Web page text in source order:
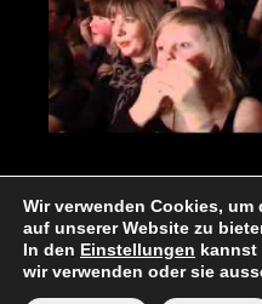
1989-2024 ©
Wir verwenden Cookies,
auf unserer Website zu
In den Einstellungen kannst
wir verwenden oder sie